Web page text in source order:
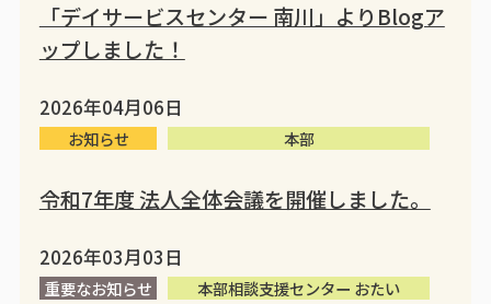
「デイサービスセンター 南川」よりBlogア
ップしました！
2026年04月06日
お知らせ 本部
令和7年度 法人全体会議を開催しました。
2026年03月03日
重要なお知らせ 本部相談支援センター おたい